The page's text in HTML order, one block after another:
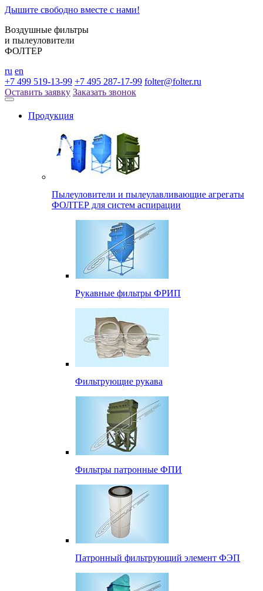
Дышите свободно вместе с нами!
Воздушные фильтры
и пылеуловители
ФОЛТЕР
ru en
+7 499 519-13-99 +7 495 287-17-99 folter@folter.ru
Оставить заявку Заказать звонок
Продукция
Пылеуловители и пылеулавливающие агрегаты
ФОЛТЕР для систем аспирации
Рукавные фильтры ФРИП
Фильтрующие рукава
Фильтры патронные ФПИ
Патронный фильтрующий элемент ФЭП